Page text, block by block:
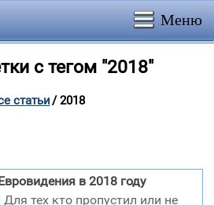
Меню
с тегом "2018"
статьи/ 2018
в 2018 году
Для тех кто пропустил или не